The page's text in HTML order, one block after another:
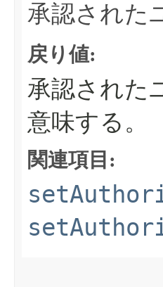
承認された
戻り値:
承認された
意味する。
関連項目: